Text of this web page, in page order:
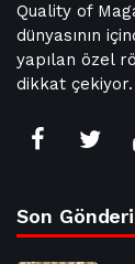
Quality of
dünyasının
yapılan özel
dikkat çekiyor.
Son